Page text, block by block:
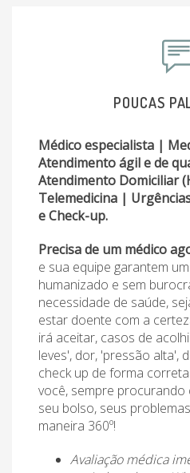
POUCAS
Médico especialista |
Atendimento ágil e de
Atendimento Domiciliar
Telemedicina |
e Check-up.
Precisa de um médico
e sua equipe garantem
humanizado e sem
necessidade de saúde,
estar doente com a
irá aceitar, casos de
leves', dor, 'pressão alta',
check up de forma
você, sempre procurando
seu bolso, seus
maneira 360º!
Avaliação médica